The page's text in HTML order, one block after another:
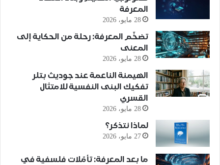
المعرفة
28 مايو، 2026
تضخّم المعرفة: رحلة من الحكاية إلى
المعنى
28 مايو، 2026
الهيمنة الناعمة عند جوديث بتلر
تفكيك البنى النفسية للامتثال
القسري
28 مايو، 2026
لماذا نتذكر؟
27 مايو، 2026
ما بعد المعرفة: تأمّلات فلسفية في